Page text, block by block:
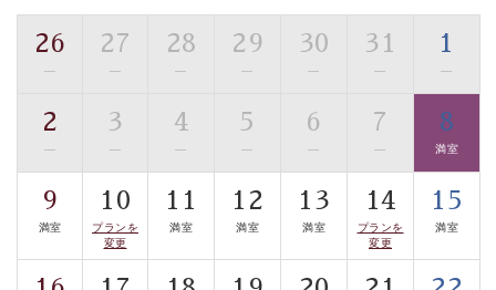
ご了承のほどお願いいたします。
■貸切温泉風呂 （40分2000円）
眺望はございませんが、源泉掛け流しの温泉の質を楽し
む貸切温泉風呂です。ゆったりといやされるプライベー
トな空間をお愉しみください。
【旅】
■諏訪大社4社を巡る無料参拝バス
豊富な知識を持ったドライバー兼ガイドが諏訪大社をご
26
—
27
—
28
—
29
—
30
—
31
—
1
—
2
—
3
—
4
—
5
—
6
—
7
—
8
満室
9
満室
10
プランを
変更
11
満室
12
満室
13
満室
14
プランを
変更
15
満室